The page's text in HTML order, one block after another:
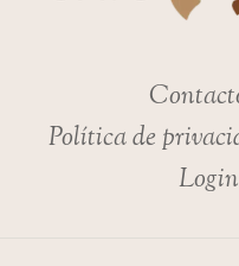
Política de